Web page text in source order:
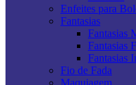
Enfeites para
Fantasias
Fantasias
Fantasias
Fantasias
Fio de Fada
Maquiagem